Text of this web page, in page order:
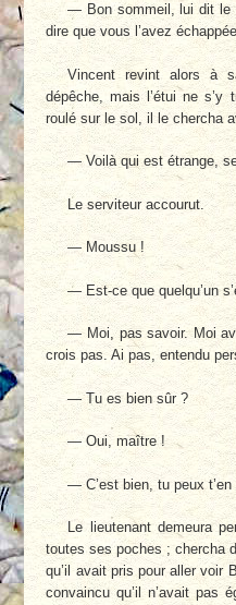
— Bon sommeil, lui dit le
dire que vous l’avez
Vincent revint alors à
dépêche, mais l’étui ne s’y
roulé sur le sol, il le chercha
— Voilà qui est étrange,
Le serviteur accourut.
— Moussu !
— Est-ce que quelqu’un
— Moi, pas savoir. Moi
crois pas. Ai pas, entendu
— Tu es bien sûr ?
— Oui, maître !
— C’est bien, tu peux t’en
Le lieutenant demeura
toutes ses poches ; chercha
qu’il avait pris pour aller voir
convaincu qu’il n’avait pas